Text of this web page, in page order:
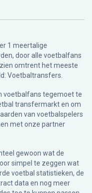
1 meertalige
door alle voetbalfans
omtrent het meeste
Voetbaltransfers.
voetbalfans tegemoet te
transfermarkt en om
van voetbalspelers
met onze partner
gewoon wat de
simpel te zeggen wat
voetbal statistieken, de
data en nog meer